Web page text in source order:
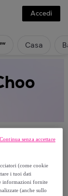
Accedi
Casa
alcun
(come cookie
i tuoi dati
informazioni fornite
(anche sullo
Continua senza accettare